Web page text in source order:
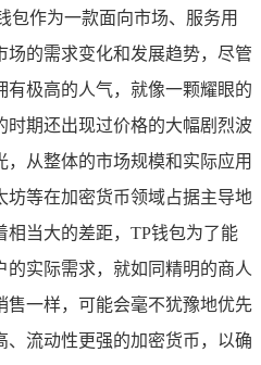
包作为一款面向市场、服务用
场的需求变化和发展趋势，尽管
极高的人气，就像一颗耀眼的
时期还出现过价格的大幅剧烈波
从整体的市场规模和实际应用
坊等在加密货币领域占据主导地
当大的差距，TP钱包为了能
实际需求，就如同精明的商人
售一样，可能会毫不犹豫地优先
、流动性更强的加密货币，以确